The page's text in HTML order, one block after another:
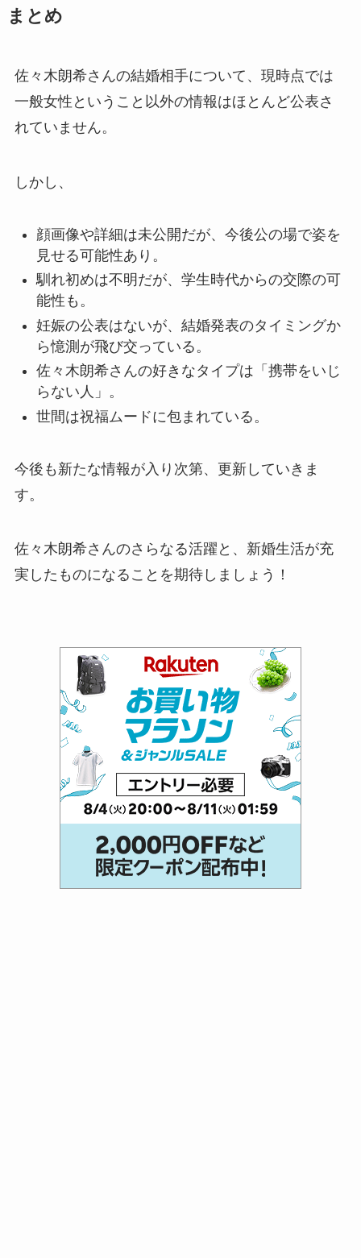
まとめ
佐々木朗希さんの結婚相手について、現時点では
一般女性ということ以外の情報はほとんど公表さ
れていません。
しかし、
顔画像や詳細は未公開だが、今後公の場で姿を
見せる可能性あり。
馴れ初めは不明だが、学生時代からの交際の可
能性も。
妊娠の公表はないが、結婚発表のタイミングか
ら憶測が飛び交っている。
佐々木朗希さんの好きなタイプは「携帯をいじ
らない人」。
世間は祝福ムードに包まれている。
今後も新たな情報が入り次第、更新していきま
す。
佐々木朗希さんのさらなる活躍と、新婚生活が充
実したものになることを期待しましょう！